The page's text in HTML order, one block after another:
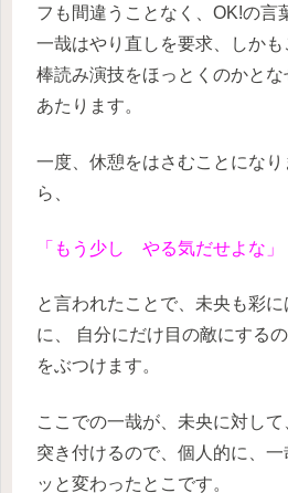
フも間違うことなく、OK!の言
一哉はやり直しを要求、しかも
棒読み演技をほっとくのかと
あたります。
一度、休憩をはさむことにな
ら、
「もう少し やる気だせよな」
と言われたことで、未央も彩
に、
自分にだけ目の敵にする
をぶつけます。
ここでの一哉が、未央に対し
突き付けるので、個人的に、
ッと変わったとこです。